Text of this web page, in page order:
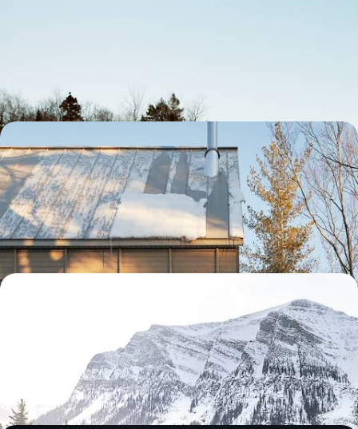
Après Montréal, paradis hivernal en Lanaudière -
Un rêve d'architecture et de nature
Cet hiver, vivre une expérience unique : le fantasme du chalet en pleine
nature canadienne couplé à un projet écoresponsable abouti
9 jours, de 3000 à 4000 €
L’hiver dans les Rocheuses canadiennes - Raquettes,
Après Calgary, prendre ses quartiers d'hiver à Banff et sillonner les
Rocheuses enneigées au fil de panoramas spectaculaires
10 jours, de 3600 à 4700 €